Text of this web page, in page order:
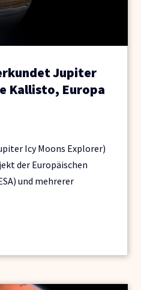
Jupiter
Kallisto, Europa
Icy Moons Explorer)
der Europäischen
und mehrerer